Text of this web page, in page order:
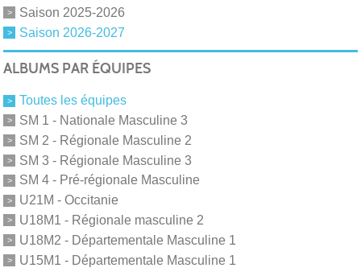
Saison 2025-2026
Saison 2026-2027
ALBUMS PAR ÉQUIPES
Toutes les équipes
SM 1 - Nationale Masculine 3
SM 2 - Régionale Masculine 2
SM 3 - Régionale Masculine 3
SM 4 - Pré-régionale Masculine
U21M - Occitanie
U18M1 - Régionale masculine 2
U18M2 - Départementale Masculine 1
U15M1 - Départementale Masculine 1